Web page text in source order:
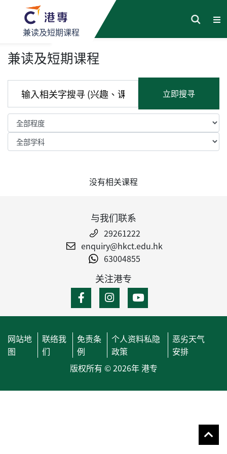
兼读及短期课程
兼读及短期课程
立即搜寻
没有相关课程
与我们联系
29261222
enquiry@hkct.edu.hk
63004855
关注港专
网站地
图
联络我
们
免责条
例
个人资料私隐
政策
恶劣天气
安排
版权所有 © 2026年 港专